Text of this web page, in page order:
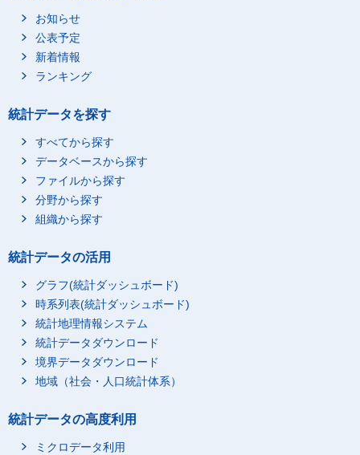
お知らせ
公表予定
新着情報
ランキング
統計データを探す
すべてから探す
データベースから探す
ファイルから探す
分野から探す
組織から探す
統計データの活用
グラフ(統計ダッシュボード)
時系列表(統計ダッシュボード)
統計地理情報システム
統計データダウンロード
境界データダウンロード
地域（社会・人口統計体系）
統計データの高度利用
ミクロデータ利用